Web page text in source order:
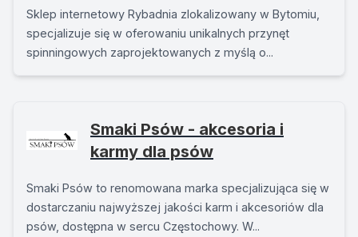
Sklep internetowy Rybadnia zlokalizowany w Bytomiu,
specjalizuje się w oferowaniu unikalnych przynęt
spinningowych zaprojektowanych z myślą o...
Smaki Psów - akcesoria i
karmy dla psów
Smaki Psów to renomowana marka specjalizująca się w
dostarczaniu najwyższej jakości karm i akcesoriów dla
psów, dostępna w sercu Częstochowy. W...